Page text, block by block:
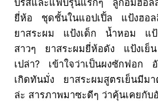
บรีสและแฟ้บรุ่นแรกๆ ลูกอมฮอ
ยี่ห้อ ชุดชั้นในแอปเปิ้ล แป้งฮอ
ยาสระผม แป้งเด็ก น้ำหอม แป้
สาวๆ ยาสระผมยี่ห้อดัง แป้งเย็
เปล่า? เข้าใจว่าเป็นผงซักฟอก
เกิดทันมั่ง ยาสระผมสูตรเย็นมีม
ล่ะ สารภาพมาซะดีๆ ว่าคุ้นเคยกับ